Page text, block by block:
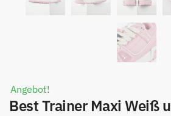
Angebot!
Best Trainer Maxi Weiß